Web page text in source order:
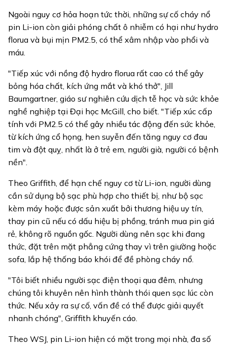
Ngoài nguy cơ hỏa hoạn tức thời, những sự cố cháy nổ
pin Li-ion còn giải phóng chất ô nhiễm có hại như hydro
florua và bụi mịn PM2.5, có thể xâm nhập vào phổi và
máu.
"Tiếp xúc với nồng độ hydro florua rất cao có thể gây
bỏng hóa chất, kích ứng mắt và khó thở", Jill
Baumgartner, giáo sư nghiên cứu dịch tễ học và sức khỏe
nghề nghiệp tại Đại học McGill, cho biết. "Tiếp xúc cấp
tính với PM2.5 có thể gây nhiều tác động đến sức khỏe,
từ kích ứng cổ họng, hen suyễn đến tăng nguy cơ đau
tim và đột quỵ, nhất là ở trẻ em, người già, người có bệnh
nền".
Theo Griffith, để hạn chế nguy cơ từ Li-ion, người dùng
cần sử dụng bộ sạc phù hợp cho thiết bị, như bộ sạc
kèm máy hoặc được sản xuất bởi thương hiệu uy tín,
thay pin cũ nếu có dấu hiệu bị phồng, tránh mua pin giá
rẻ, không rõ nguồn gốc. Người dùng nên sạc khi đang
thức, đặt trên mặt phẳng cứng thay vì trên giường hoặc
sofa, lắp hệ thống báo khói để đề phòng cháy nổ.
"Tôi biết nhiều người sạc điện thoại qua đêm, nhưng
chúng tôi khuyên nên hình thành thói quen sạc lúc còn
thức. Nếu xảy ra sự cố, vấn đề có thể được giải quyết
nhanh chóng", Griffith khuyến cáo.
Theo WSJ, pin Li-ion hiện có mặt trong mọi nhà, đa số